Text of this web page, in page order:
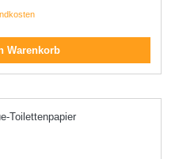
patentierte
Komfort und Wirtschaftlichkeit
das Einstiegssegment.
Warenkorb